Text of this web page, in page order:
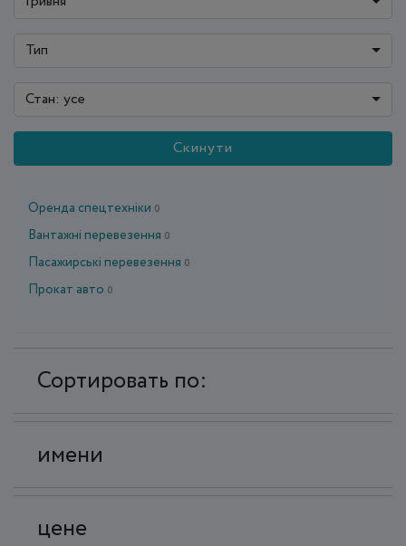
Тип
Стан: усе
Скинути
Оренда спецтехніки 0
Вантажні перевезення 0
Пасажирські перевезення 0
Прокат авто 0
Сортировать по:
имени
цене